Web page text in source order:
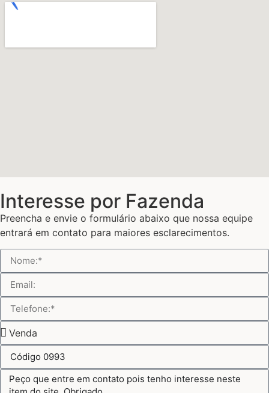
Interesse por Fazenda
Preencha e envie o formulário abaixo que nossa equipe
entrará em contato para maiores esclarecimentos.